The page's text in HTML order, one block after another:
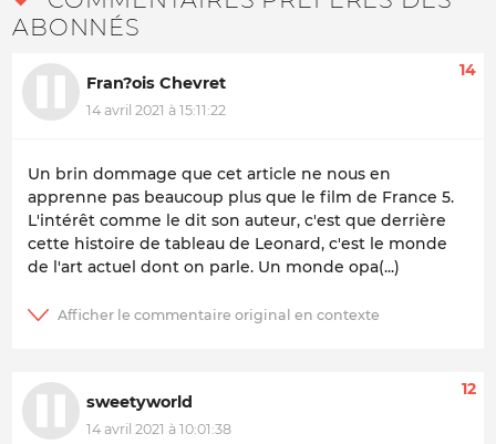
ABONNÉS
Fran?ois Chevret
14 avril 2021 à 15:11:22
14
Un brin dommage que cet article ne nous en
apprenne pas beaucoup plus que le film de France 5.
L'intérêt comme le dit son auteur, c'est que derrière
cette histoire de tableau de Leonard, c'est le monde
de l'art actuel dont on parle. Un monde opa(...)
sweetyworld
14 avril 2021 à 10:01:38
12